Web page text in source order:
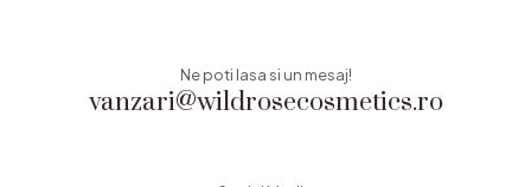
vanzari@wildrosecosmetics.ro
Ne poti lasa si un mesaj!